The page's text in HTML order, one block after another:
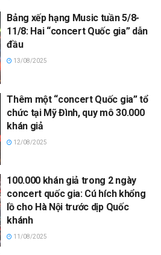
Bảng xếp hạng Music tuần 5/8-
11/8: Hai “concert Quốc gia” dẫn
đầu
13/08/2025
Thêm một “concert Quốc gia” tổ
chức tại Mỹ Đình, quy mô 30.000
khán giả
12/08/2025
100.000 khán giả trong 2 ngày
concert quốc gia: Cú hích khổng
lồ cho Hà Nội trước dịp Quốc
khánh
11/08/2025